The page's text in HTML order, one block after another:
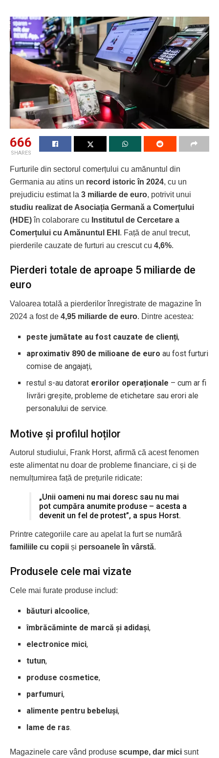
666
SHARES
Furturile din sectorul comerțului cu amănuntul din
Germania au atins un record istoric în 2024, cu un
prejudiciu estimat la 3 miliarde de euro, potrivit unui
studiu realizat de Asociația Germană a Comerțului
(HDE)în colaborare cu Institutul de Cercetare a
Comerțului cu Amănuntul EHI . Față de anul trecut,
pierderile cauzate de furturi au crescut cu 4,6%.
Pierderi totale de aproape 5 miliarde de
euro
Valoarea totală a pierderilor înregistrate de magazine în
2024 a fost de 4,95 miliarde de euro. Dintre acestea:
peste jumătate au fost cauzate de clienți,
aproximativ 890 de milioane de euro au fost furturi
comise de angajați,
restul s-au datorat erorilor operaționale – cum ar fi
livrări greșite, probleme de etichetare sau erori ale
personalului de service.
Motive și profilul hoților
Autorul studiului, Frank Horst, afirmă că acest fenomen
este alimentat nu doar de probleme financiare, ci și de
nemulțumirea față de prețurile ridicate:
„Unii oameni nu mai doresc sau nu mai
pot cumpăra anumite produse – acesta a
devenit un fel de protest”, a spus Horst.
Printre categoriile care au apelat la furt se numără
familiile cu copii și persoanele în vârstă.
Produsele cele mai vizate
Cele mai furate produse includ:
băuturi alcoolice,
îmbrăcăminte de marcă și adidași,
electronice mici,
tutun,
produse cosmetice,
parfumuri,
alimente pentru bebeluși,
lame de ras.
Magazinele care vând produse scumpe, dar mici sunt